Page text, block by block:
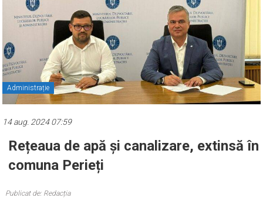
Administrație
14 aug. 2024 07:59
Rețeaua de apă și canalizare, extinsă în
comuna Perieți
Publicat de: Redacția